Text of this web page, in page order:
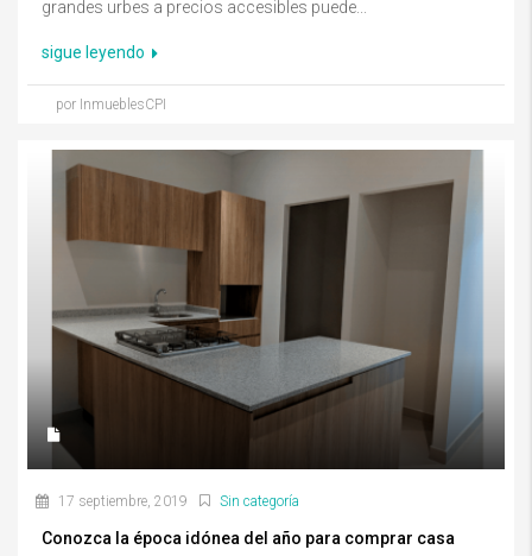
grandes urbes a precios accesibles puede...
sigue leyendo
por InmueblesCPI
17 septiembre, 2019 Sin categoría
Conozca la época idónea del año para comprar casa